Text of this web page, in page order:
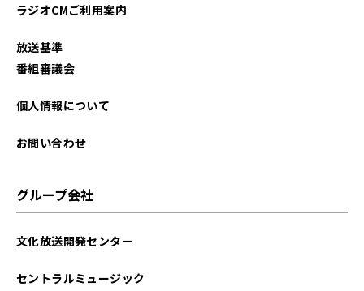
2025年09月
2025年06月
ラジオCMご利用案内
放送基準
番組審議会
個人情報について
お問い合わせ
グループ会社
文化放送開発センター
セントラルミュージック